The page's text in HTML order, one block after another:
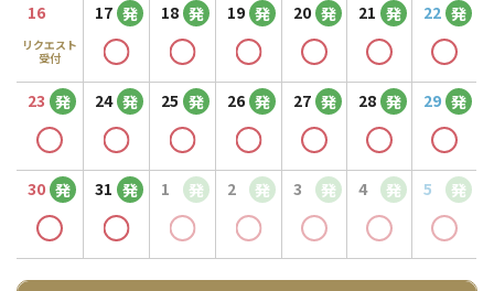
16
リクエスト
受付
17 発 18 発 19 発 20 発 21 発 22 発
23 発 24 発 25 発 26 発 27 発 28 発 29 発
30 発 31 発 1 発 2 発 3 発 4 発 5 発